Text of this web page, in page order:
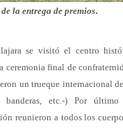
la entrega de premios.
se visitó el centro
ceremonia final de
un trueque internacional
banderas, etc.-) Por
reunieron a todos los